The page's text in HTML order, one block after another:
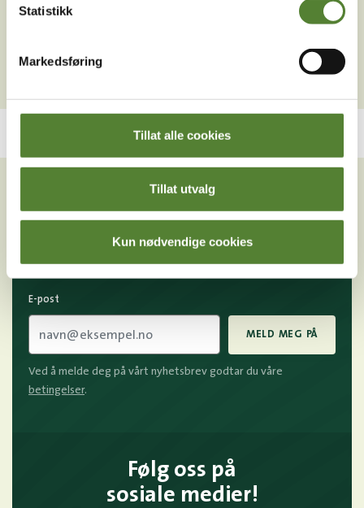
Statistikk
Markedsføring
Tillat alle cookies
Tillat utvalg
Kun nødvendige cookies
Hvordan bestiller man overnatting i Dyreparken hvis
VIL DU HA NYHETSBREV FRA
Melder du deg på Dyreparkens nyhetsbrev får du
unike tilbud og nyheter. Uten nyhetsbrev går du glipp
av mange fordeler.
E-post
MELD MEG PÅ
Ved å melde deg på vårt nyhetsbrev godtar du våre
betingelser.
Følg oss på
sosiale medier!